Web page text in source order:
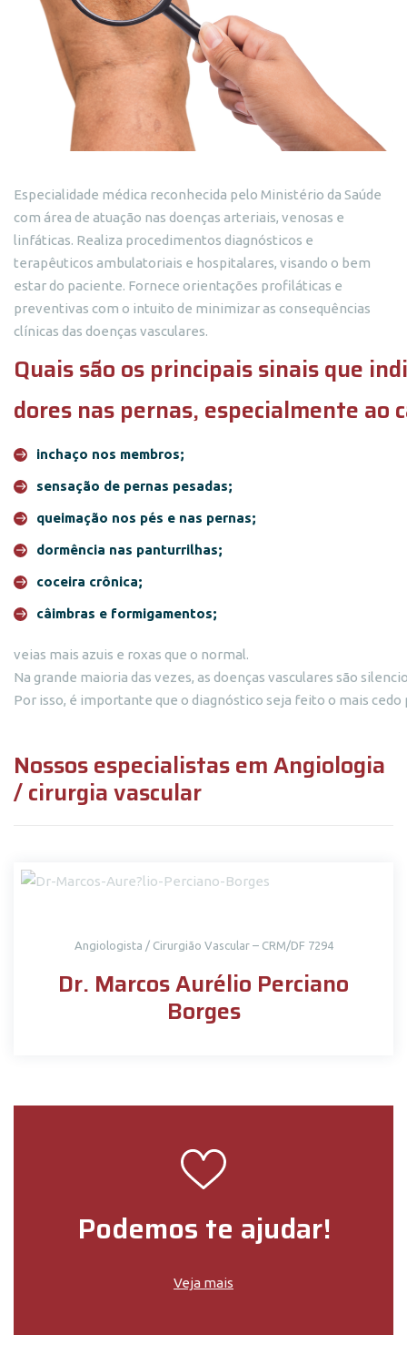
Podemos te ajudar!
Veja mais
Especialidade médica reconhecida pelo Ministério da Saúde
com área de atuação nas doenças arteriais, venosas e
linfáticas. Realiza procedimentos diagnósticos e
terapêuticos ambulatoriais e hospitalares, visando o bem
estar do paciente. Fornece orientações profiláticas e
preventivas com o intuito de minimizar as consequências
clínicas das doenças vasculares.
Quais são os principais sinais que
dores nas pernas, especialmente ao
inchaço nos membros;
sensação de pernas pesadas;
queimação nos pés e nas pernas;
dormência nas panturrilhas;
coceira crônica;
câimbras e formigamentos;
veias mais azuis e roxas que o normal.
Na grande maioria das vezes, as doenças vasculares são
Por isso, é importante que o diagnóstico seja feito o mais
Nossos especialistas em Angiologia
/ cirurgia vascular
Angiologista / Cirurgião Vascular – CRM/DF 7294
Dr. Marcos Aurélio Perciano
Borges